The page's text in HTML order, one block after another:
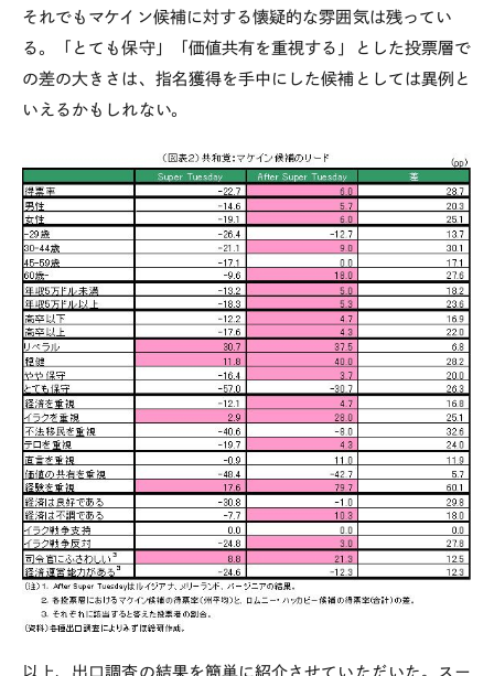
それでもマケイン候補に対する懐疑的な雰囲気は残ってい
る。「とても保守」「価値共有を重視する」とした投票層で
の差の大きさは、指名獲得を手中にした候補としては異例と
いえるかもしれない。
以上、出口調査の結果を簡単に紹介させていただいた。スー